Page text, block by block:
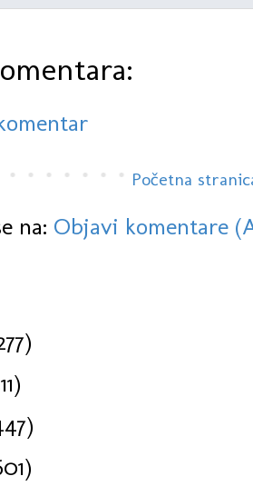
Početna
na: Objavi komentare